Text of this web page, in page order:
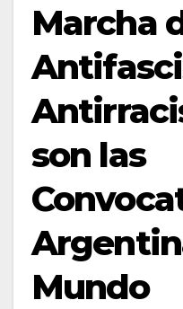
Marcha
son las
Mundo